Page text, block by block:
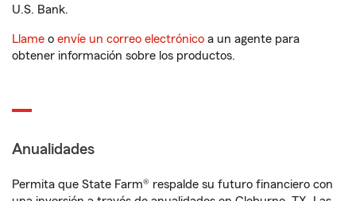
U.S. Bank.
Llame o envíe un correo electrónico a un agente para
obtener información sobre los productos.
Anualidades
Permita que State Farm® respalde su futuro financiero con